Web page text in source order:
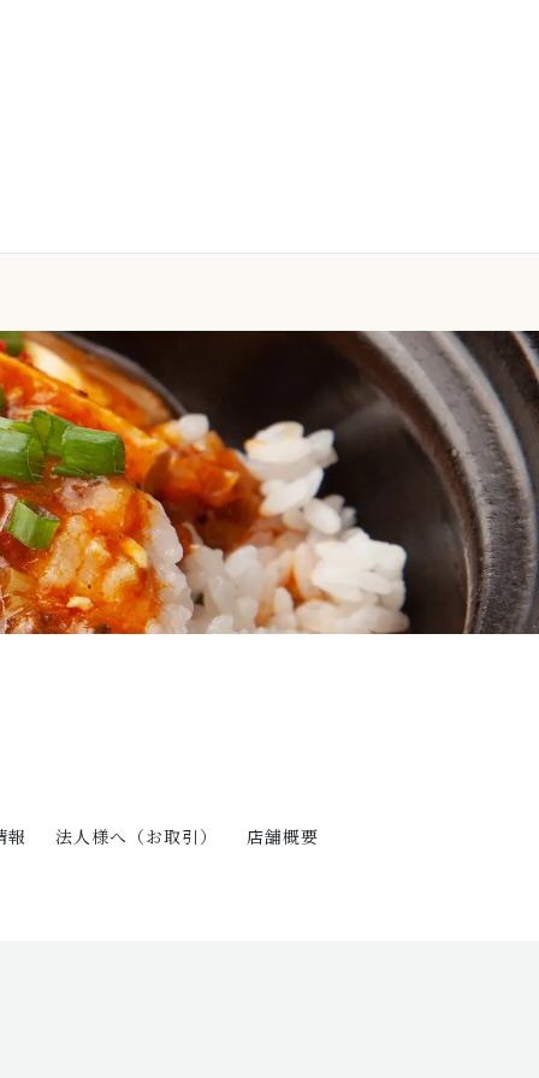
報 法人様へ（お取引） 店舗概要